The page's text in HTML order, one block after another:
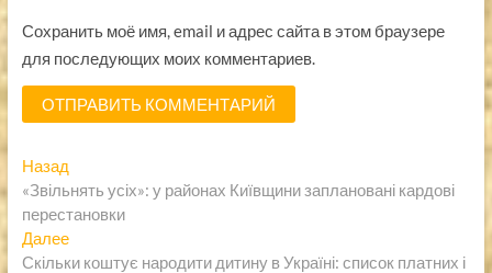
Сохранить моё имя, email и адрес сайта в этом браузере
для последующих моих комментариев.
Навигация
по
записям
НазадПредыдущая
запись:
«Звільнять усіх»: у районах Київщини заплановані кардові
перестановки
ДалееСледующая
запись:
Скільки коштує народити дитину в Україні: список платних і